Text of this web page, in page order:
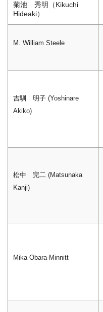
菊池 秀明（Kikuchi
Hideaki）
M. William Steele
吉馴 明子 (Yoshinare
Akiko)
松中 完二 (Matsunaka
Kanji)
Mika Obara-Minnitt